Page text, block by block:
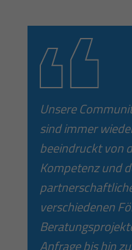
Unsere
sind immer
beeindruckt von
Kompetenz und
verschiedenen
Anfrage bis hin